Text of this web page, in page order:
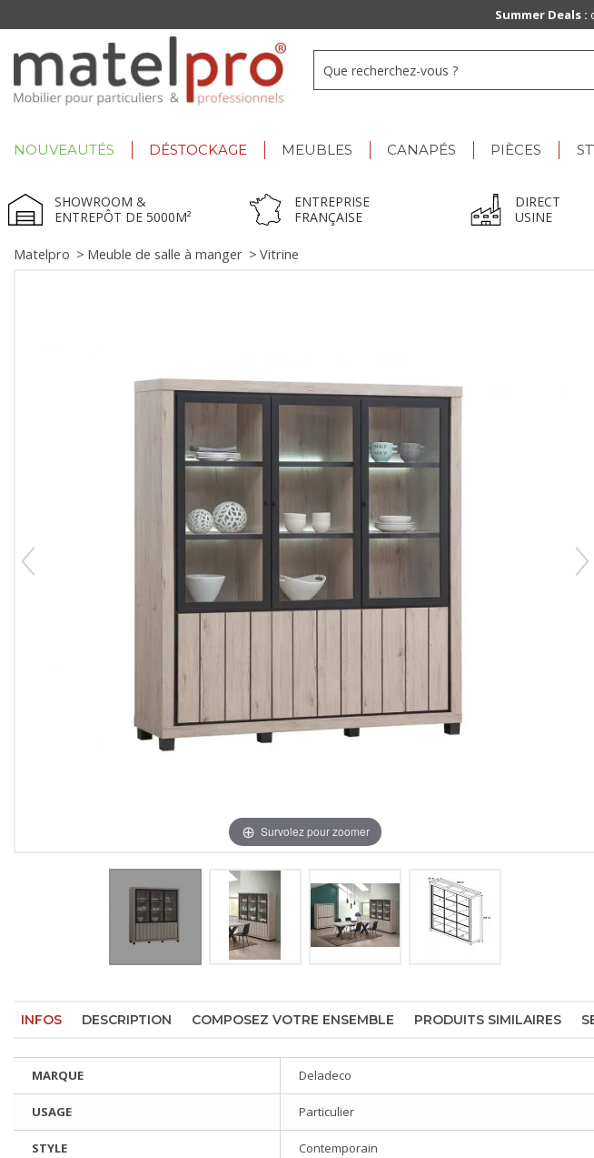
NOUVEAUTÉS DÉSTOCKAGE MEUBLES CANAPÉS PIÈCES
SHOWROOM &
ENTREPÔT DE 5000M²
ENTREPRISE
FRANÇAISE
DIRECT
USINE
Matelpro > Meuble de salle à manger > Vitrine
Survolez pour zoomer
INFOS DESCRIPTION COMPOSEZ VOTRE ENSEMBLE PRODUITS SIMILAIRES
MARQUE Deladeco
USAGE Particulier
STYLE Contemporain